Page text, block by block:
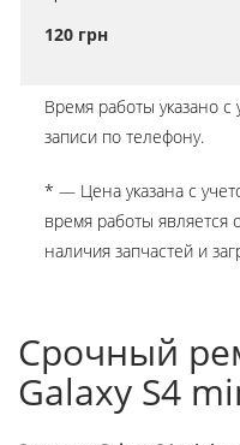
120 грн
Время работы указано
записи по телефону.
* — Цена указана с
время работы является
наличия запчастей и
Срочный
Galaxy S4